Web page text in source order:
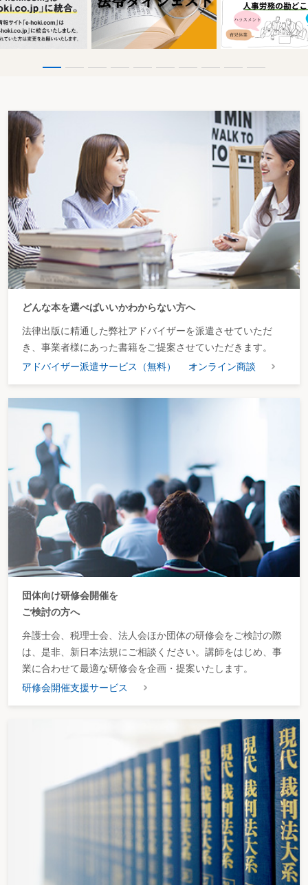
どんな本を選べばいいかわからない方へ
法律出版に精通した弊社アドバイザーを派遣させていただ
き、事業者様にあった書籍をご提案させていただきます。
アドバイザー派遣サービス（無料）
オンライン商談
団体向け研修会開催を
ご検討の方へ
弁護士会、税理士会、法人会ほか団体の研修会をご検討の際
は、是非、新日本法規にご相談ください。講師をはじめ、事
業に合わせて最適な研修会を企画・提案いたします。
研修会開催支援サービス